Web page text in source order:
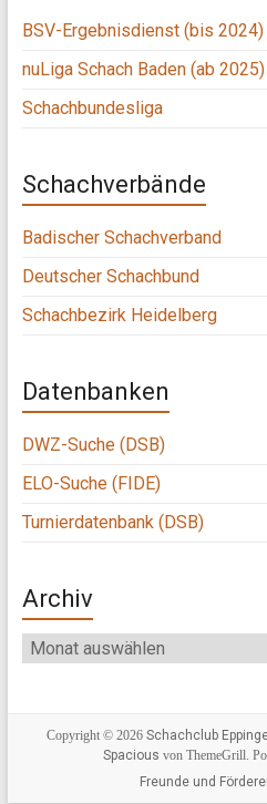
BSV-Ergebnisdienst (bis 2024)
nuLiga Schach Baden (ab 2025)
Schachbundesliga
Schachverbände
Badischer Schachverband
Deutscher Schachbund
Schachbezirk Heidelberg
Datenbanken
DWZ-Suche (DSB)
ELO-Suche (FIDE)
Turnierdatenbank (DSB)
Archiv
Archiv
Copyright © 2026 Schachclub
Spacious von ThemeGrill.
Freunde und